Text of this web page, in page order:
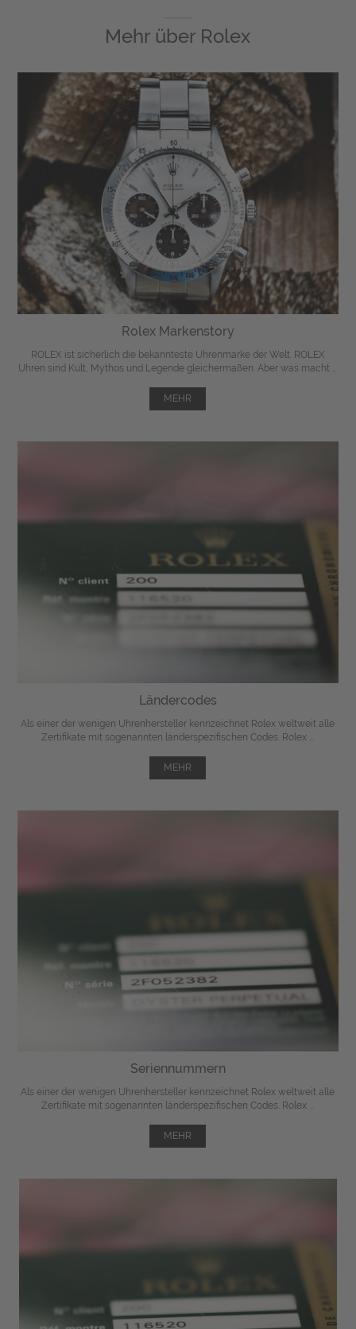
Mehr über Rolex
Rolex Markenstory
ROLEX ist sicherlich die bekannteste Uhrenmarke der Welt. ROLEX
Uhren sind Kult, Mythos und Legende gleichermaßen. Aber was macht ...
MEHR
Ländercodes
Als einer der wenigen Uhrenhersteller kennzeichnet Rolex weltweit alle
Zertifikate mit sogenannten länderspezifischen Codes. Rolex ...
MEHR
Seriennummern
Als einer der wenigen Uhrenhersteller kennzeichnet Rolex weltweit alle
Zertifikate mit sogenannten länderspezifischen Codes. Rolex ...
MEHR